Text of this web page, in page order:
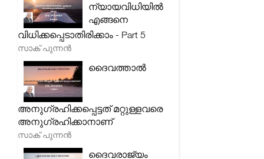
ന്യായവിധിയിൽ
എങ്ങനെ
വിധിക്കപ്പെടാതിരിക്കാം - Part 5
സാക് പുന്നൻ
ദൈവത്താൽ
അനുഗ്രഹിക്കപ്പെട്ടത് മറ്റുള്ളവരെ
അനുഗ്രഹിക്കാനാണ്
സാക് പുന്നൻ
ദൈവരാജ്യം